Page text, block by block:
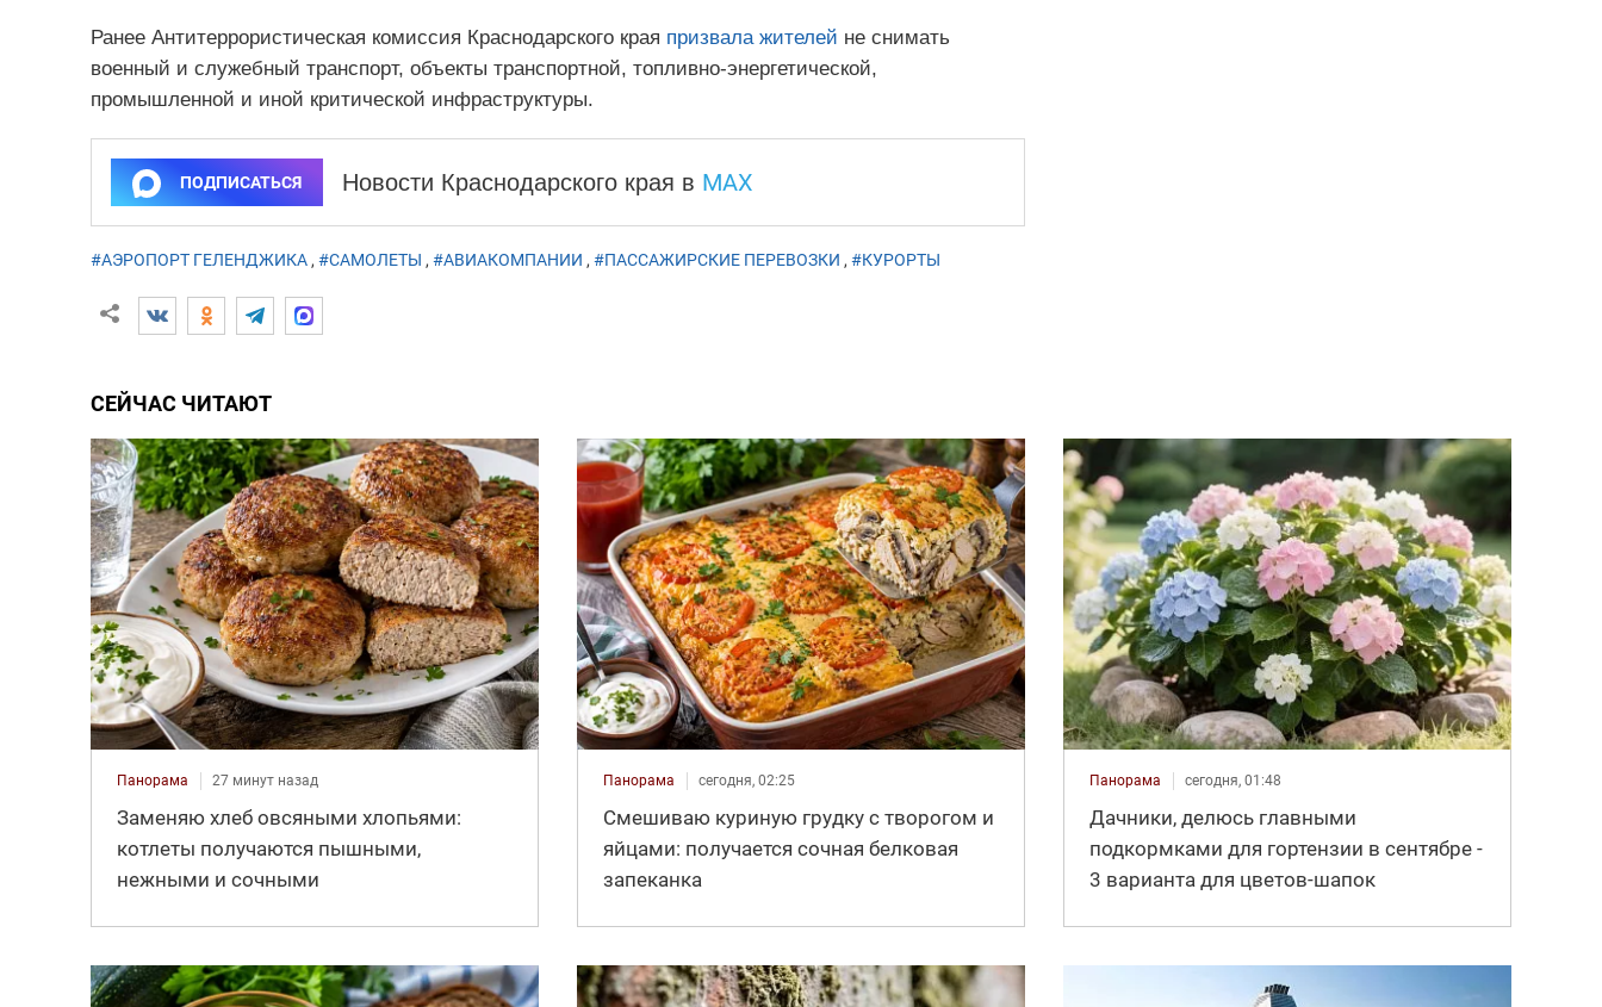
Ранее Антитеррористическая комиссия Краснодарского края призвала жителей не снимать
военный и служебный транспорт, объекты транспортной, топливно-энергетической,
промышленной и иной критической инфраструктуры.
ПОДПИСАТЬСЯ Новости Краснодарского края в MAX
#АЭРОПОРТ ГЕЛЕНДЖИКА, #САМОЛЕТЫ , #АВИАКОМПАНИИ , #ПАССАЖИРСКИЕ ПЕРЕВОЗКИ , #КУРОРТЫ
СЕЙЧАС ЧИТАЮТ
Панорама 27 минут назад
Заменяю хлеб овсяными хлопьями:
котлеты получаются пышными,
нежными и сочными
Панорама сегодня, 02:25
Смешиваю куриную грудку с творогом и
яйцами: получается сочная белковая
запеканка
Панорама сегодня, 01:48
Дачники, делюсь главными
подкормками для гортензии в сентябре -
3 варианта для цветов-шапок